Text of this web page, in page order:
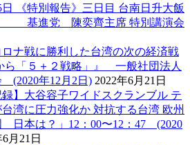
日 《特別報告》三日目 台南日升大飯
奕齊主席 特別講演会
ロナ戦に勝利した台湾の次の経済戦
ら「５＋２戦略」』 一般社団法人
(2020年12月2日) 2022年6月21日
録】大谷容子ワイドスクランブル テ
湾に圧力強化か 対抗する台湾 欧州
日本は？」12：00〜12：47 (2020
月21日